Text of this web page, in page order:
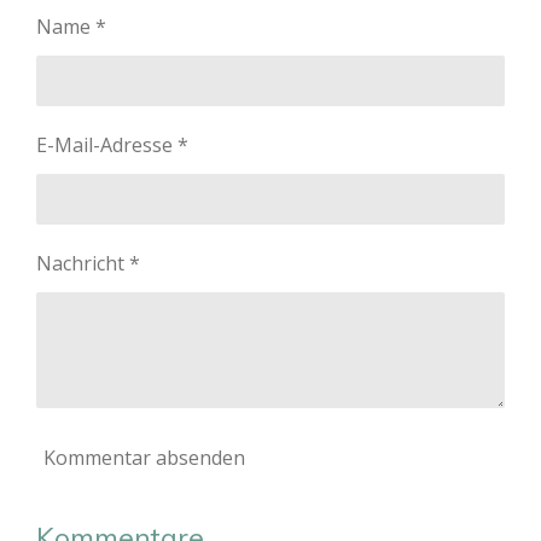
Name *
E-Mail-Adresse *
Nachricht *
Kommentar absenden